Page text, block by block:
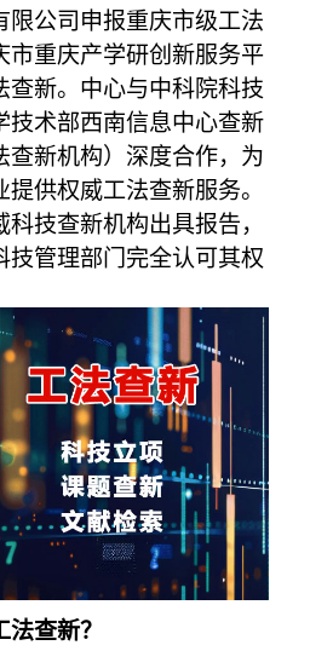
限公司申报重庆市级工法
市重庆产学研创新服务平
查新。中心与中科院科技
技术部西南信息中心查新
查新机构）深度合作，为
供权威工法查新服务。
技查新机构出具报告，
技管理部门完全认可其权
查新？